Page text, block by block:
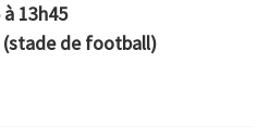
13h45
(stade de football)